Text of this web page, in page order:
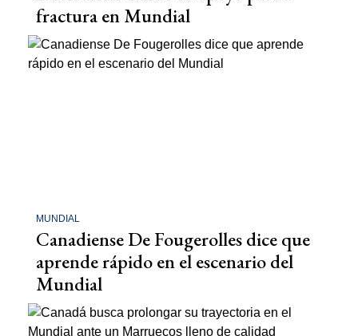
fractura en Mundial
MUNDIAL
Canadiense De Fougerolles dice que
aprende rápido en el escenario del
Mundial